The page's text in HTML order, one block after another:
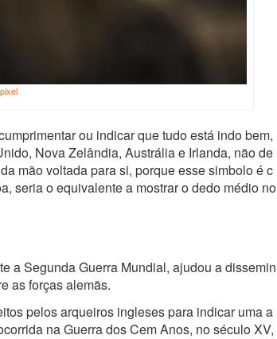
ou indicar que tudo está indo bem,
Nova Zelândia, Austrália e Irlanda, não de
mão voltada para si, porque esse simbolo é c
seria o equivalente a mostrar o dedo médio no
a Segunda Guerra Mundial, ajudou a dissemin
as forças alemãs.
pelos arqueiros ingleses para indicar uma a
na Guerra dos Cem Anos, no século XV,